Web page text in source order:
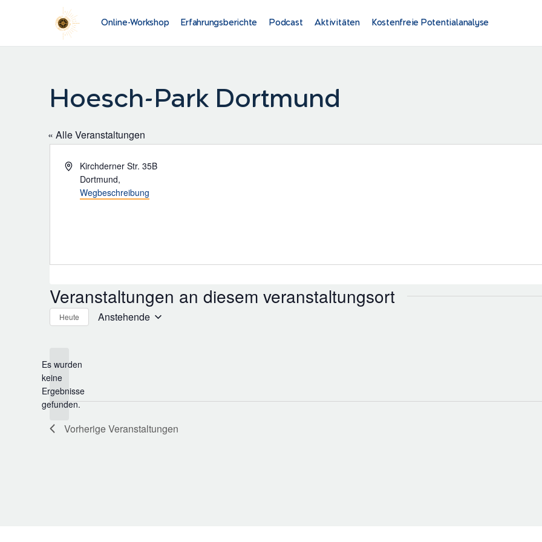
Online-Workshop Erfahrungsberichte Podcast Aktivitäten Kostenfreie Potentialanalyse
Hoesch-Park Dortmund
« Alle Veranstaltungen
AdresseKirchderner Str. 35B
Dortmund,
Wegbeschreibung
Veranstaltungen an diesem veranstaltungsort
Hinweis
Es wurden
keine
Ergebnisse
gefunden.
Heute Anstehende
VorherigeVeranstaltungen